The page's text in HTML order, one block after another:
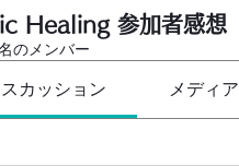
Healing 参加者感想
のメンバー
カッション メディア